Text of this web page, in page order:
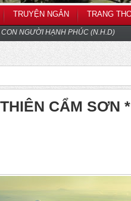
TRUYỆN NGẮN TRANG
NGƯỜI HẠNH PHÚC (N.H.D)
CẨM SƠN